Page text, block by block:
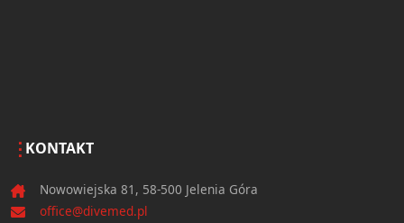
KONTAKT
Nowowiejska 81, 58-500 Jelenia Góra
office@divemed.pl